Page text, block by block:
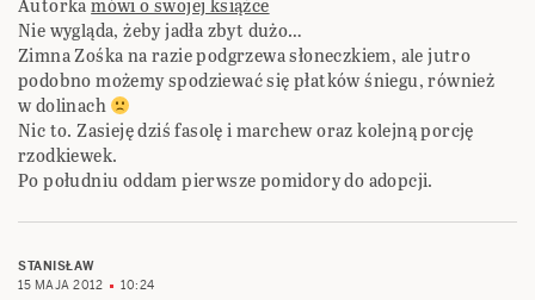
Autorkamówi o swojej książce
Nie wygląda, żeby jadła zbyt dużo…
Zimna Zośka na razie podgrzewa słoneczkiem, ale jutro
podobno możemy spodziewać się płatków śniegu, również
w dolinach
Nic to. Zasieję dziś fasolę i marchew oraz kolejną porcję
rzodkiewek.
Po południu oddam pierwsze pomidory do adopcji.
STANISŁAW
15 MAJA 2012
10:24